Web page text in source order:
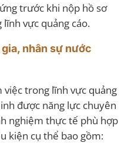
trước khi nộp hồ sơ
vực quảng cáo.
nhân sự nước
trong lĩnh vực quảng
được năng lực chuyên
nghiệm thực tế phù hợp
kiện cụ thể bao gồm: